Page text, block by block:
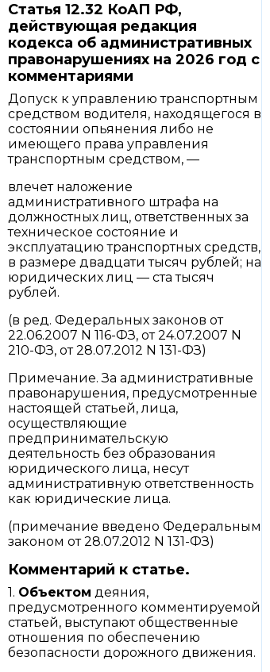
Статья 12.32 КоАП РФ,
действующая редакция
кодекса об административных
правонарушениях на 2026 год с
комментариями
Допуск к управлению транспортным
средством водителя, находящегося в
состоянии опьянения либо не
имеющего права управления
транспортным средством, —
влечет наложение
административного штрафа на
должностных лиц, ответственных за
техническое состояние и
эксплуатацию транспортных средств,
в размере двадцати тысяч рублей; на
юридических лиц — ста тысяч
рублей.
(в ред. Федеральных законов от
22.06.2007 N 116-ФЗ, от 24.07.2007 N
210-ФЗ, от 28.07.2012 N 131-ФЗ)
Примечание. За административные
правонарушения, предусмотренные
настоящей статьей, лица,
осуществляющие
предпринимательскую
деятельность без образования
юридического лица, несут
административную ответственность
как юридические лица.
(примечание введено Федеральным
законом от 28.07.2012 N 131-ФЗ)
Комментарий к статье.
1. Объектом деяния,
предусмотренного комментируемой
статьей, выступают общественные
отношения по обеспечению
безопасности дорожного движения.